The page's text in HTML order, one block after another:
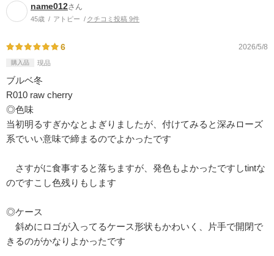
name012さん
45歳 アトピー クチコミ投稿 9件
6 2026/5/8
購入品 現品
ブルベ冬
R010 raw cherry
◎色味
当初明るすぎかなとよぎりましたが、付けてみると深みローズ
系でいい意味で締まるのでよかったです
さすがに食事すると落ちますが、発色もよかったですしtintな
のですこし色残りもします
◎ケース
斜めにロゴが入ってるケース形状もかわいく、片手で開閉で
きるのがかなりよかったです